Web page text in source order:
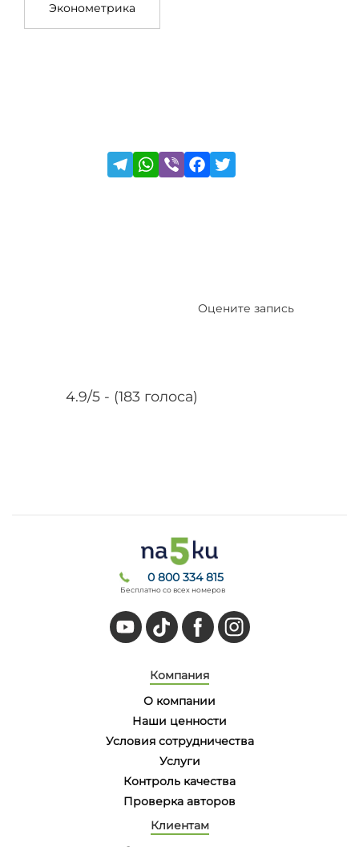
Эконометрика
4.9/5 - (183 голоса)
Оцените запись
0 800 334 815
Бесплатно со всех номеров
Компания
О компании
Наши ценности
Условия сотрудничества
Услуги
Контроль качества
Проверка авторов
Клиентам